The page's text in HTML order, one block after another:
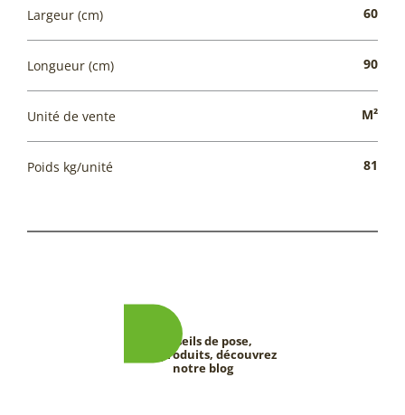
Largeur (cm) 60
Longueur (cm) 90
Unité de vente M²
Poids kg/unité 81
Conseils de pose,
tests produits, découvrez
notre blog